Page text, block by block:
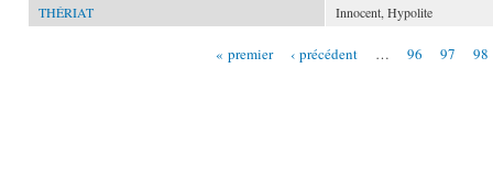
THÉRIAT
Innocent, Hypolite
« premier ‹ précédent … 96 97 98